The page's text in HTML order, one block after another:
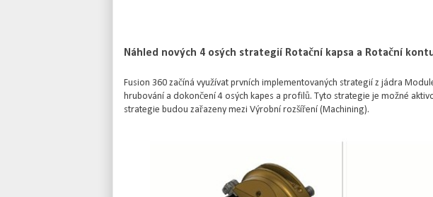
Náhled nových 4 osých strategií Rotační kapsa a Rotační
Fusion 360 začíná využívat prvních implementovaných strategií z jádra
hrubování a dokončení 4 osých kapes a profilů. Tyto strategie je možné
strategie budou zařazeny mezi Výrobní rozšíření (Machining).